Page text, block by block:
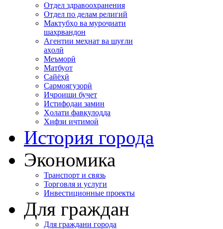
Отдел здравоохранения
Отдел по делам религий
Мактубҳо ва муроҷиати
шаҳрвандон
Агентии меҳнат ва шуғли
аҳолӣ
Меъморӣ
Матбуот
Сайёҳӣ
Сармоягузорӣ
Иҷроиши буҷет
Истифодаи замин
Ҳолати фавқулодда
Хифзи иҷтимоӣ
История города
Экономика
Транспорт и связь
Торговля и услуги
Инвестиционные проекты
Для граждан
Для граждани города